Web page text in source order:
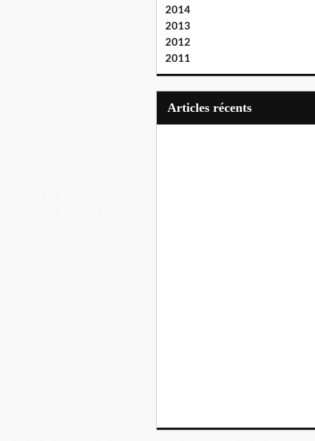
2014
2013
2012
2011
articles récents